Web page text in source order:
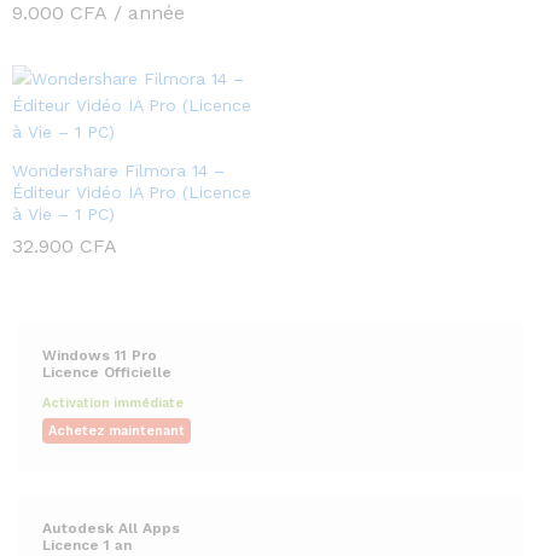
9.000 CFA / année
Wondershare Filmora 14 –
Éditeur Vidéo IA Pro (Licence
à Vie – 1 PC)
32.900 CFA
Windows 11 Pro
Licence Officielle
Activation immédiate
Achetez maintenant
Autodesk All Apps
Licence 1 an